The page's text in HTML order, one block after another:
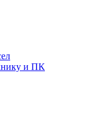
и ПК